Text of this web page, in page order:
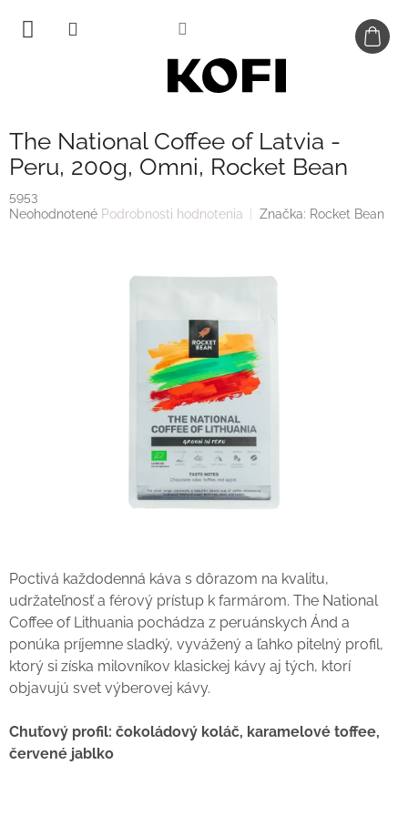
obsah
The National Coffee of Latvia -
Peru, 200g, Omni, Rocket Bean
5953
Priemerné
Neohodnotené Podrobnosti hodnotenia Značka: Rocket Bean
Poctivá každodenná káva s dôrazom na kvalitu,
udržateľnosť a férový prístup k farmárom. The National
Coffee of Lithuania pochádza z peruánskych Ánd a
ponúka príjemne sladký, vyvážený a ľahko pitelný profil,
ktorý si získa milovníkov klasickej kávy aj tých, ktorí
objavujú svet výberovej kávy.
Chuťový profil: čokoládový koláč, karamelové toffee,
červené jablko